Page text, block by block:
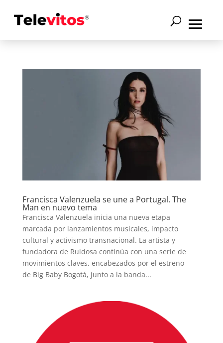
Francisca Valenzuela se une a Portugal. The
Man en nuevo tema
Francisca Valenzuela inicia una nueva etapa
marcada por lanzamientos musicales, impacto
cultural y activismo transnacional. La artista y
fundadora de Ruidosa continúa con una serie de
movimientos claves, encabezados por el estreno
de Big Baby Bogotá, junto a la banda...